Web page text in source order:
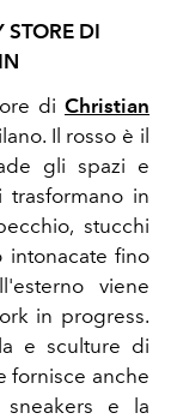
DI
di Christian
Il rosso è il
gli spazi e
in
stucchi
intonacate fino
viene
in progress.
e sculture di
fornisce anche
e la